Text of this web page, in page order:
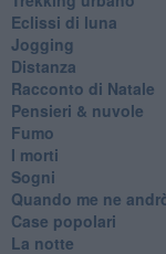
Eclissi di luna
Jogging
Distanza
Racconto di Natale
Pensieri & nuvole
Fumo
I morti
Sogni
Quando me ne
Case popolari
La notte